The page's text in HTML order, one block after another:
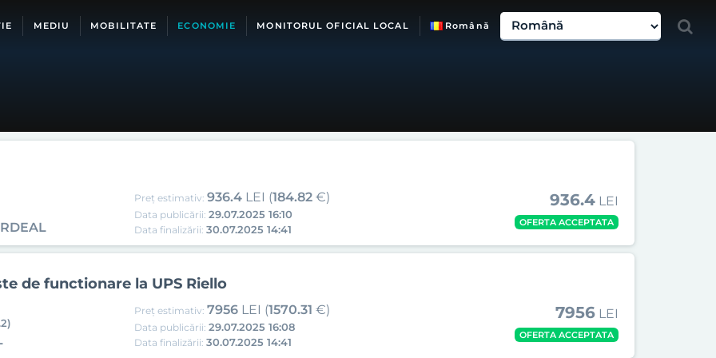
MEDIU MOBILITATE ECONOMIE MONITORUL OFICIAL LOCAL Română
Preț estimativ:936.4 LEI (184.82 €)
Data publicării:29.07.2025 16:10
Data finalizării:30.07.2025 14:41
936.4 LEI
OFERTA ACCEPTATA
de functionare la UPS Riello
Preț estimativ:7956 LEI (1570.31 €)
Data publicării:29.07.2025 16:08
Data finalizării:30.07.2025 14:41
7956 LEI
OFERTA ACCEPTATA